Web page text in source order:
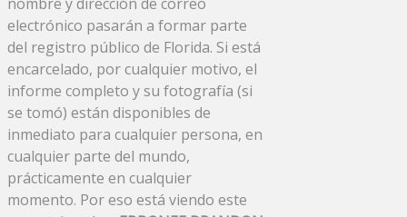
electrónico pasarán a formar parte
del registro público de Florida. Si está
encarcelado, por cualquier motivo, el
informe completo y su fotografía (si
se tomó) están disponibles de
inmediato para cualquier persona, en
cualquier parte del mundo,
prácticamente en cualquier
momento. Por eso está viendo este